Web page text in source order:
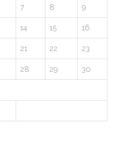
7 8 9
14 15 16
21 22 23
28 29 30